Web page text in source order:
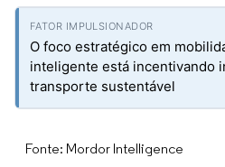
O foco estratégico em
inteligente está incentivando
transporte sustentável
Fonte: Mordor Intelligence